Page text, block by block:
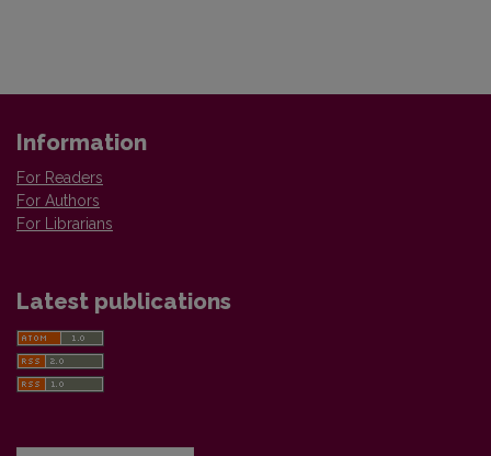
Information
For Readers
For Authors
For Librarians
Latest publications